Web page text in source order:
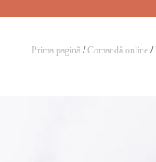
Prima pagină /Comandă online /